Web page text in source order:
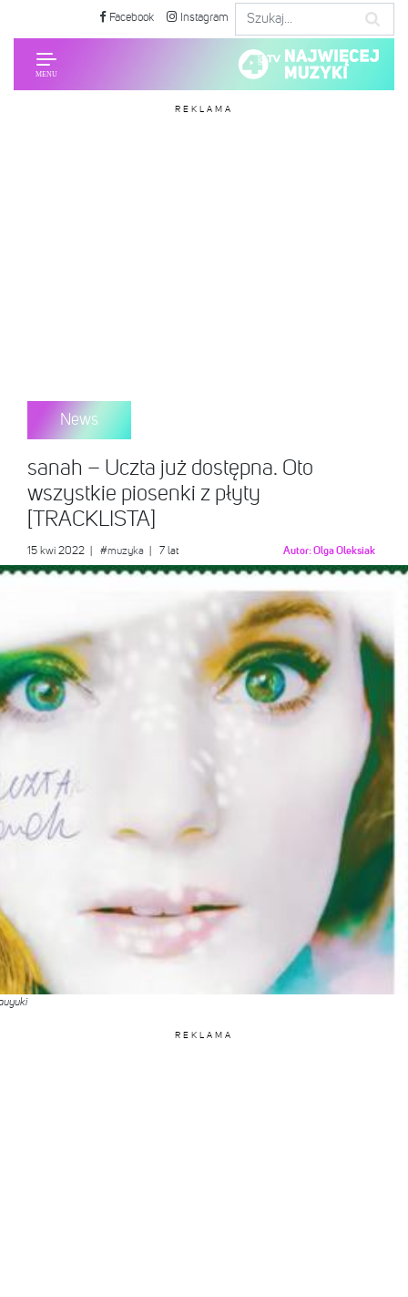
Facebook Instagram
REKLAMA
News
sanah – Uczta już dostępna. Oto
wszystkie piosenki z płyty
[TRACKLISTA]
15 kwi 2022 #muzyka | 7 lat Autor:Olga Oleksiak
REKLAMA